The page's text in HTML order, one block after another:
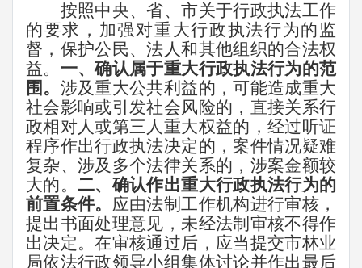
按照中央、省、市关于行政执法工作
的要求，加强对重大行政执法行为的监
督，保护公民、法人和其他组织的合法权
益。 一、确认属于重大行政执法行为的范
围。 涉及重大公共利益的，可能造成重大
社会影响或引发社会风险的，直接关系行
政相对人或第三人重大权益的，经过听证
程序作出行政执法决定的，案件情况疑难
复杂、涉及多个法律关系的，涉案金额较
大的。二、确认作出重大行政执法行为的
前置条件。 应由法制工作机构进行审核，
提出书面处理意见，未经法制审核不得作
出决定。在审核通过后，应当提交市林业
局依法行政领导小组集体讨论并作出最后